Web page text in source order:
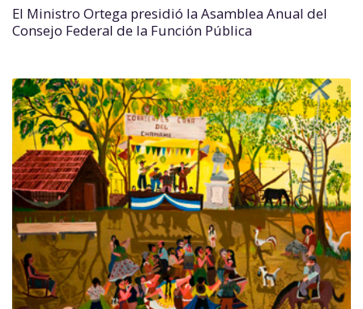
El Ministro Ortega presidió la Asamblea Anual del
Consejo Federal de la Función Pública